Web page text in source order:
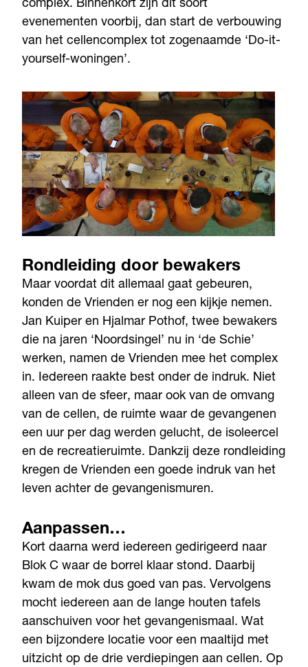
complex. Binnenkort zijn dit soort
evenementen voorbij, dan start de verbouwing
van het cellencomplex tot zogenaamde ‘Do-it-
yourself-woningen’.
Rondleiding door bewakers
Maar voordat dit allemaal gaat gebeuren,
konden de Vrienden er nog een kijkje nemen.
Jan Kuiper en Hjalmar Pothof, twee bewakers
die na jaren ‘Noordsingel’ nu in ‘de Schie’
werken, namen de Vrienden mee het complex
in. Iedereen raakte best onder de indruk. Niet
alleen van de sfeer, maar ook van de omvang
van de cellen, de ruimte waar de gevangenen
een uur per dag werden gelucht, de isoleercel
en de recreatieruimte. Dankzij deze rondleiding
kregen de Vrienden een goede indruk van het
leven achter de gevangenismuren.
Aanpassen…
Kort daarna werd iedereen gedirigeerd naar
Blok C waar de borrel klaar stond. Daarbij
kwam de mok dus goed van pas. Vervolgens
mocht iedereen aan de lange houten tafels
aanschuiven voor het gevangenismaal. Wat
een bijzondere locatie voor een maaltijd met
uitzicht op de drie verdiepingen aan cellen. Op